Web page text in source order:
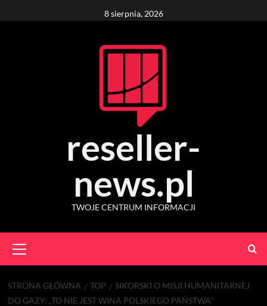
to
8 sierpnia, 2026
reseller-
news.pl
TWOJE CENTRUM INFORMACJI
Menu
STRONA GŁÓWNA TOP
SIKORSKI O MISJI HUMANITARNEJ
DO GAZY: „TO NIE JEST WINA POLSKIEGO PAŃSTWA”